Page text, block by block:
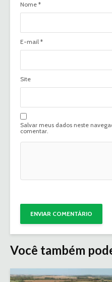
Nome *
E-mail *
Site
Salvar meus dados neste
comentar.
Você também